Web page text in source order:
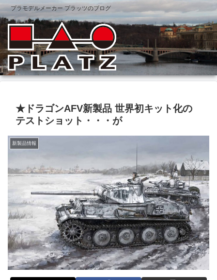
プラモデルメーカー プラッツのブログ
★ドラゴンAFV新製品 世界初キット化の
テストショット・・・が
新製品情報